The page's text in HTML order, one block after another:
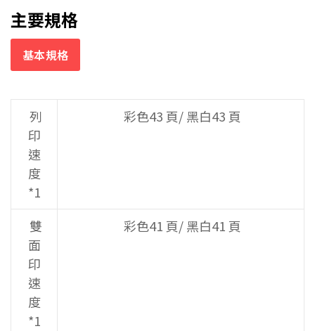
主要規格
基本規格
列
印
速
度
*1
彩色43 頁/ 黑白43 頁
雙
面
印
速
度
*1
彩色41 頁/ 黑白41 頁